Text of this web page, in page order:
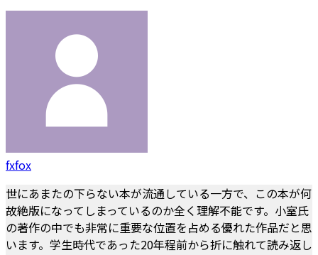
fxfox
世にあまたの下らない本が流通している一方で、この本が何
故絶版になってしまっているのか全く理解不能です。小室氏
の著作の中でも非常に重要な位置を占める優れた作品だと思
います。学生時代であった20年程前から折に触れて読み返し